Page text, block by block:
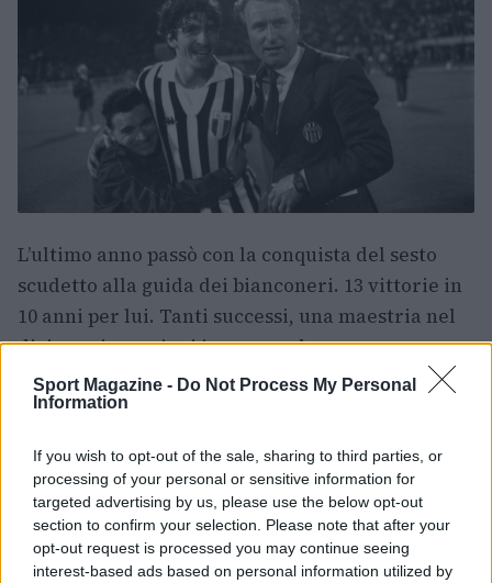
Sport Magazine - Do Not Process My Personal
Information
If you wish to opt-out of the sale, sharing to third parties, or
processing of your personal or sensitive information for
targeted advertising by us, please use the below opt-out
section to confirm your selection. Please note that after your
opt-out request is processed you may continue seeing
interest-based ads based on personal information utilized by
L’ultimo anno passò con la conquista del sesto
scudetto alla guida dei bianconeri. 13 vittorie in
10 anni per lui. Tanti successi, una maestria nel
dirigere i campioni in campo che consacrarono
Trapattonia livello mondiale.
AUTORE
Lorenzo Carrega